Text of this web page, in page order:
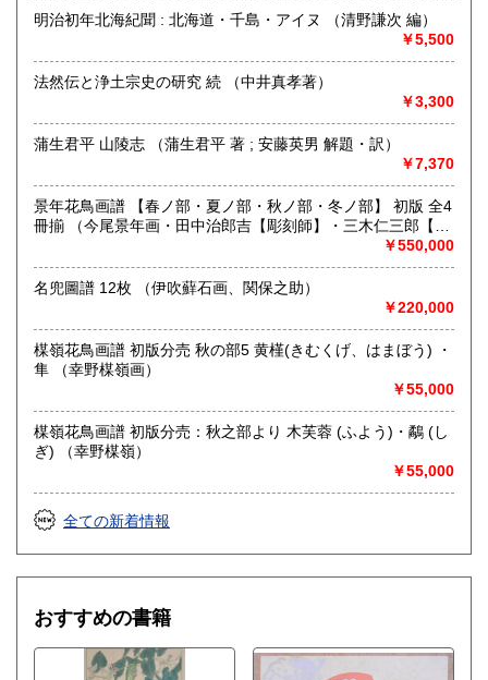
https://shobundo.shop-pro.jp/
京都線河原町駅
定休日：日曜日
メール、お電話など、お気軽にお問い合わせください。
本棚全体やだいたいの量、主な本など、スマホ等での画像が
ございましたらメールで送って頂けますと非常にわかりやす
いです。
総記、歴史、社会科学、美術工芸、国語国文、古典籍、趣
味、古書一般（その他）
浮世絵、木版画、古典籍、一般書籍
明治初年北海紀聞 : 北海道・千島・アイヌ （清野謙次 編）
￥5,500
法然伝と浄土宗史の研究 続 （中井真孝著）
￥3,300
蒲生君平 山陵志 （蒲生君平 著 ; 安藤英男 解題・訳）
￥7,370
景年花鳥画譜 【春ノ部・夏ノ部・秋ノ部・冬ノ部】 初版 全4
冊揃 （今尾景年画・田中治郎吉【彫刻師】・三木仁三郎【摺
￥550,000
名兜圖譜 12枚 （伊吹蘚石画、関保之助）
￥220,000
楳嶺花鳥画譜 初版分売 秋の部5 黄槿(きむくげ、はまぼう) ・
隼 （幸野楳嶺画）
￥55,000
楳嶺花鳥画譜 初版分売：秋之部より 木芙蓉 (ふよう)・鷸 (し
ぎ) （幸野楳嶺）
￥55,000
全ての新着情報
おすすめの書籍